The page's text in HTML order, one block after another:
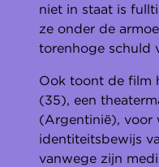
niet in staat is
ze onder de
torenhoge schuld
Ook toont de film
(35), een
(Argentinië), voor
identiteitsbewijs
vanwege zijn